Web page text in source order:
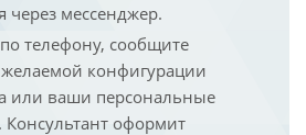
через мессенджер.
телефону, сообщите
конфигурации
или ваши персональные
оформит